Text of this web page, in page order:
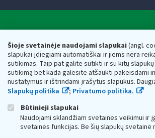
Šioje svetainėje naudojami slapukai(angl.
slapukai įdiegiami automatiškai ir jiems nėra
sutikimas. Taip pat galite sutikti ir su kitų slapukų
sutikimą bet kada galėsite atšaukti pakeisdami
nustatymus ir ištrindami įrašytus slapukus.
Slapukų politika
; Privatumo politika.
Būtinieji slapukai
Naudojami sklandžiam svetainės veikimui ir
svetainės funkcijas. Be šių slapukų svetainė
Respublikos finansų ministerijos
Biudžetinė įstaiga. Juridinio asmens kodas —
adresas: Vasario 16-osios g. 14, 01107 Vilnius,
vmi@vmi.lt, E. pristatymo dėžutės adresas
Duomenys apie Valstybinę mokesčių inspekciją
Respublikos finansų ministerijos kaupiami ir